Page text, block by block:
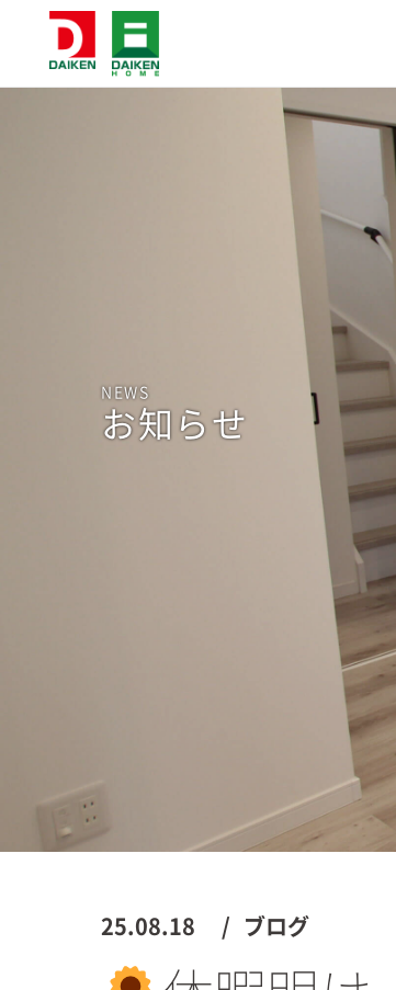
NEWS
お知らせ
25.08.18 ブログ